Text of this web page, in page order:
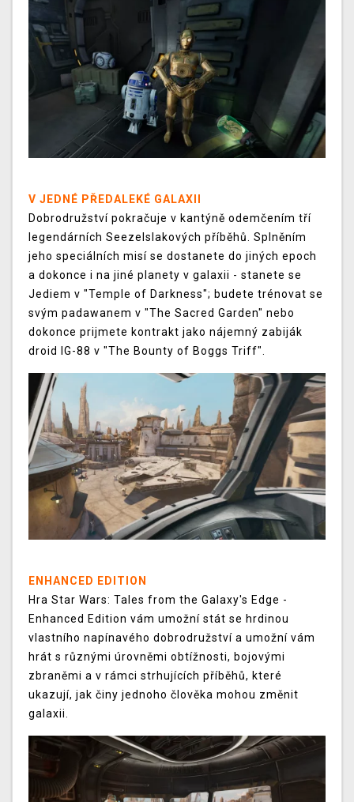
V JEDNÉ PŘEDALEKÉ GALAXII
Dobrodružství pokračuje v kantýně odemčením tří
legendárních Seezelslakových příběhů. Splněním
jeho speciálních misí se dostanete do jiných epoch
a dokonce i na jiné planety v galaxii - stanete se
Jediem v "Temple of Darkness"; budete trénovat se
svým padawanem v "The Sacred Garden" nebo
dokonce prijmete kontrakt jako nájemný zabiják
droid IG-88 v "The Bounty of Boggs Triff".
ENHANCED EDITION
Hra Star Wars: Tales from the Galaxy's Edge -
Enhanced Edition vám umožní stát se hrdinou
vlastního napínavého dobrodružství a umožní vám
hrát s různými úrovněmi obtížnosti, bojovými
zbraněmi a v rámci strhujících příběhů, které
ukazují, jak činy jednoho člověka mohou změnit
galaxii.